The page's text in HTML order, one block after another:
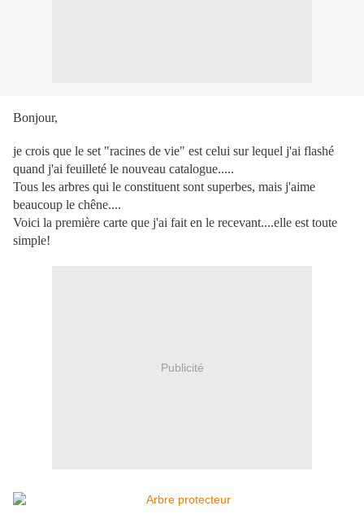
Bonjour,
je crois que le set "racines de vie" est celui sur lequel j'ai flashé
quand j'ai feuilleté le nouveau catalogue.....
Tous les arbres qui le constituent sont superbes, mais j'aime
beaucoup le chêne....
Voici la première carte que j'ai fait en le recevant....elle est toute
simple!
Publicité